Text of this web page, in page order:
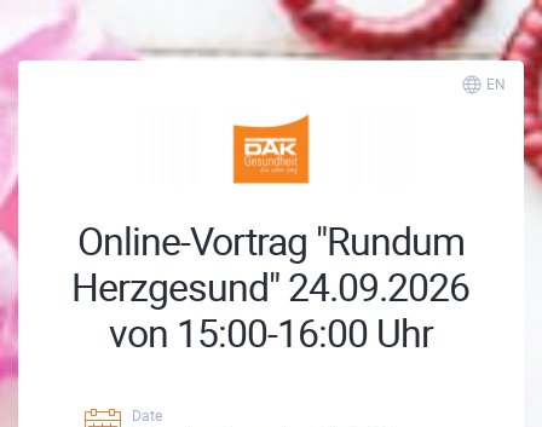
EN
Online-Vortrag "Rundum
Herzgesund" 24.09.2026
von 15:00-16:00 Uhr
Date